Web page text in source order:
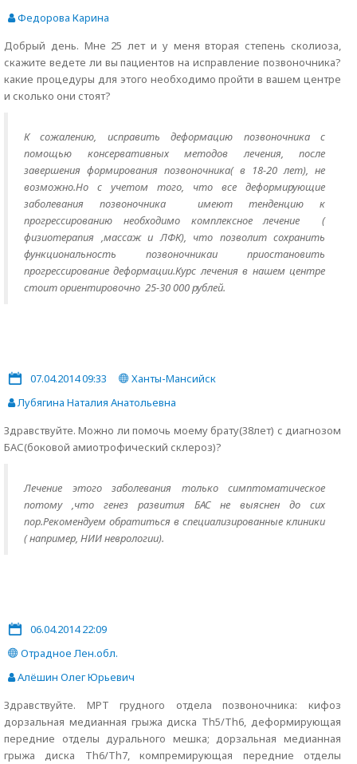
Федорова Карина
Добрый день. Мне 25 лет и у меня вторая степень сколиоза,
скажите ведете ли вы пациентов на исправление позвоночника?
какие процедуры для этого необходимо пройти в вашем центре
и сколько они стоят?
К сожалению, исправить деформацию позвоночника с
помощью консервативных методов лечения, после
завершения формирования позвоночника( в 18-20 лет), не
возможно.Но с учетом того, что все деформирующие
заболевания позвоночника имеют тенденцию к
прогрессированию необходимо комплексное лечение (
физиотерапия ,массаж и ЛФК), что позволит сохранить
функциональность позвоночникаи приостановить
прогрессирование деформации.Курс лечения в нашем центре
стоит ориентировочно 25-30 000 рублей.
07.04.2014 09:33
Ханты-Мансийск
Лубягина Наталия Анатольевна
Здравствуйте. Можно ли помочь моему брату(38лет) с диагнозом
БАС(боковой амиотрофический склероз)?
Лечение этого заболевания только симптоматическое
потому ,что генез развития БАС не выяснен до сих
пор.Рекомендуем обратиться в специализированные клиники
( например, НИИ неврологии).
06.04.2014 22:09
Отрадное Лен.обл.
Алёшин Олег Юрьевич
Здравствуйте. МРТ грудного отдела позвоночника: кифоз
дорзальная медианная грыжа диска Th5/Th6, деформирующая
передние отделы дурального мешка; дорзальная медианная
грыжа диска Th6/Th7, компремирующая передние отделы